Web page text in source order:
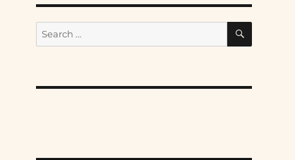
Search
for:
SEARCH